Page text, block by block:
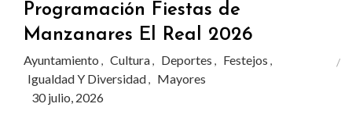
Programación Fiestas de
Manzanares El Real 2026
Ayuntamiento , Cultura, Deportes , Festejos ,
Igualdad Y Diversidad, Mayores
30 julio, 2026